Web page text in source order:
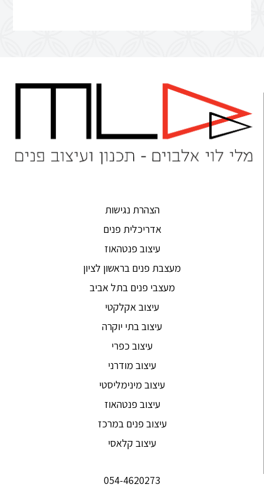
הצהרת נגישות
אדריכלית פנים
עיצוב פנטהאוז
מעצבת פנים בראשון לציון
מעצבי פנים בתל אביב
עיצוב אקלקטי
עיצוב בתי יוקרה
עיצוב כפרי
עיצוב מודרני
עיצוב מינימליסטי
עיצוב פנטהאוז
עיצוב פנים במרכז
עיצוב קלאסי
054-4620273